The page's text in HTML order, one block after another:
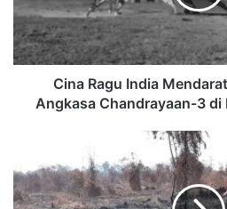
Cina Ragu India
Angkasa Chandrayaan-3 di